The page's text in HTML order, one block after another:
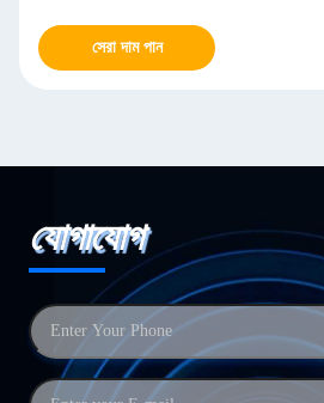
সেরা দাম পান
যোগাযোগ